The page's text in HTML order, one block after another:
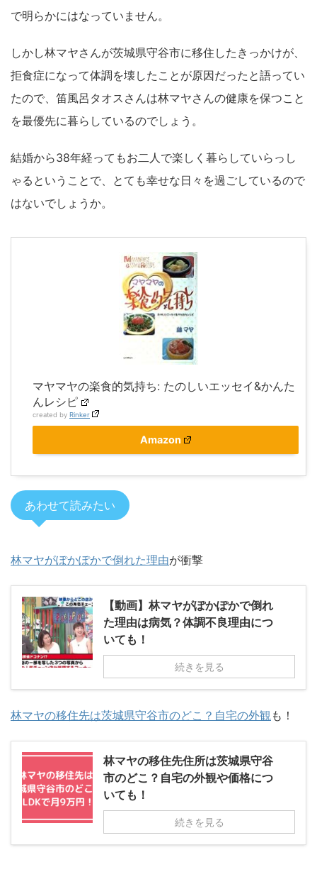
で明らかにはなっていません。
しかし林マヤさんが茨城県守谷市に移住したきっかけが、
拒食症になって体調を壊したことが原因だったと語ってい
たので、笛風呂タオスさんは林マヤさんの健康を保つこと
を最優先に暮らしているのでしょう。
結婚から38年経ってもお二人で楽しく暮らしていらっし
ゃるということで、とても幸せな日々を過ごしているので
はないでしょうか。
マヤマヤの楽食的気持ち: たのしいエッセイ&かんた
んレシピ
created by Rinker
Amazon
あわせて読みたい
林マヤがぽかぽかで倒れた理由が衝撃
【動画】林マヤがぽかぽかで倒れ
た理由は病気？体調不良理由につ
いても！
続きを見る
林マヤの移住先は茨城県守谷市のどこ？自宅の外観 も！
林マヤの移住先住所は茨城県守谷
市のどこ？自宅の外観や価格につ
いても！
続きを見る